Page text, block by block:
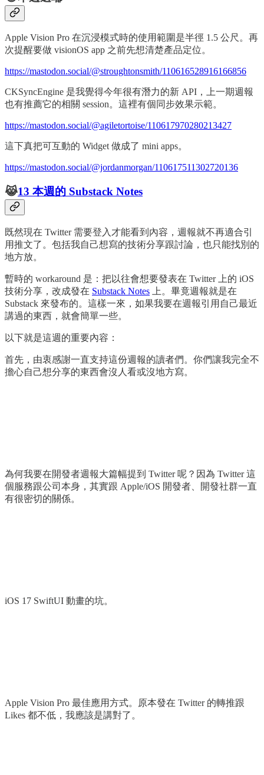
Apple Vision Pro 在沉浸模式時的使用範圍是半徑 1.5 公尺。再
次提醒要做 visionOS app 之前先想清楚產品定位。
https://mastodon.social/@stroughtonsmith/110616528916166856
CKSyncEngine 是我覺得今年很有潛力的新 API，上一期週報
也有推薦它的相關 session。這裡有個同步效果示範。
https://mastodon.social/@agiletortoise/110617970280213427
這下真把可互動的 Widget 做成了 mini apps。
https://mastodon.social/@jordanmorgan/110617511302720136
😹13 本週的 Substack Notes
既然現在 Twitter 需要登入才能看到內容，週報就不再適合引
用推文了。包括我自己想寫的技術分享跟討論，也只能找別的
地方放。
暫時的 workaround 是：把以往會想要發表在 Twitter 上的 iOS
技術分享，改成發在 Substack Notes 上。畢竟週報就是在
Substack 來發布的。這樣一來，如果我要在週報引用自己最近
講過的東西，就會簡單一些。
以下就是這週的重要內容：
首先，由衷感謝一直支持這份週報的讀者們。你們讓我完全不
擔心自己想分享的東西會沒人看或沒地方寫。
為何我要在開發者週報大篇幅提到 Twitter 呢？因為 Twitter 這
個服務跟公司本身，其實跟 Apple/iOS 開發者、開發社群一直
有很密切的關係。
iOS 17 SwiftUI 動畫的坑。
Apple Vision Pro 最佳應用方式。原本發在 Twitter 的轉推跟
Likes 都不低，我應該是講對了。